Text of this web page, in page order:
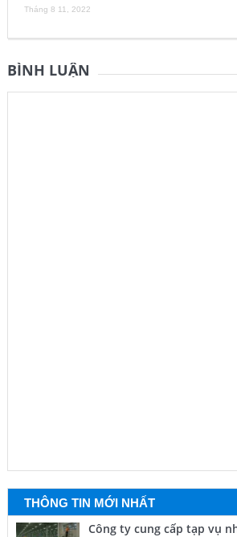
Tháng 8 11, 2022
BÌNH LUẬN
THÔNG TIN MỚI NHẤT
Công ty cung cấp tạp vụ